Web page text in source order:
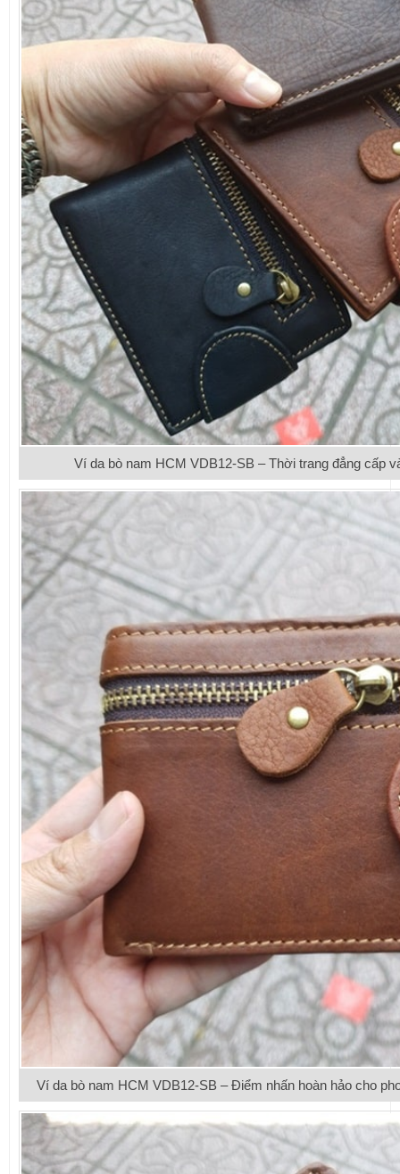
Ví da bò nam HCM VDB12-SB – Thời trang đẳng cấp
Ví da bò nam HCM VDB12-SB – Điểm nhấn hoàn hảo cho